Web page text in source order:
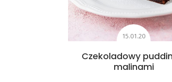
15.01.20
Czekoladowy
malinami